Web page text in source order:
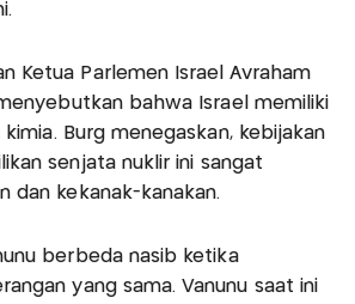
Ketua Parlemen Israel Avraham
bahwa Israel memiliki
Burg menegaskan, kebijakan
senjata nuklir ini sangat
dan kekanak-kanakan.
berbeda nasib ketika
yang sama. Vanunu saat ini